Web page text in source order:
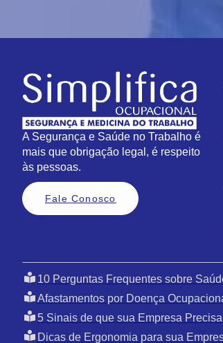
A Segurança e Saúde no Trabalho é
mais que obrigação legal, é respeito
às pessoas.
Fale Conosco
10 Perguntas Frequentes sobre
Afastamentos por Doença
5 Sinais de que sua Empresa
Dicas de Ergonomia para sua